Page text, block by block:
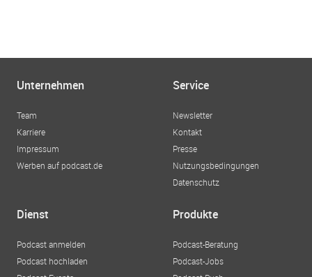
Unternehmen
Team
Karriere
Impressum
Werben auf podcast.de
Service
Newsletter
Kontakt
Presse
Nutzungsbedingungen
Datenschutz
Dienst
Podcast anmelden
Podcast hochladen
Produkte
Podcast-Beratung
Podcast-Jobs